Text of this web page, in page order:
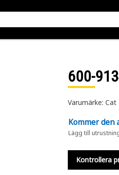
600-
Varumärke: Cat
Kommer
Lägg till
Kontrollera